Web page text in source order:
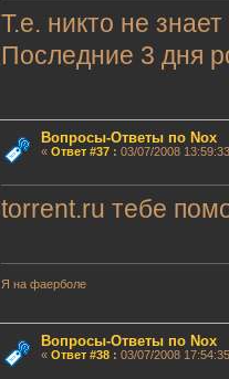
Т.е. никто не
Последние 3 дня
Вопросы-Ответы по Nox
« Ответ #37: 03/07/2008
torrent.ru тебе
Я на фаерболе
Вопросы-Ответы по Nox
« Ответ #38: 03/07/2008